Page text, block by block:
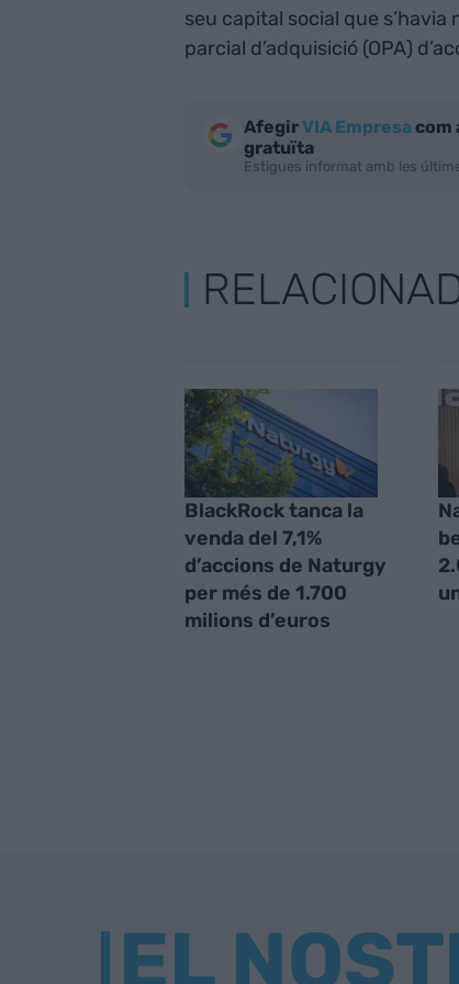
seu capital social que
parcial d’adquisició (OPA)
AfegirVIA Empresacom
gratuïta
Estigues informat amb les
BlackRock tanca la
venda del 7,1%
d’accions de Naturgy
per més de 1.700
milions d’euros
EL